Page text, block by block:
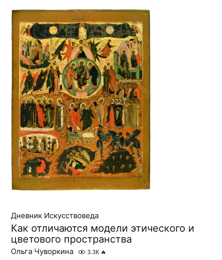
Дневник Искусствоведа
Как отличаются модели этического и
цветового пространства
Ольга Чуворкина 3.3K 🔥